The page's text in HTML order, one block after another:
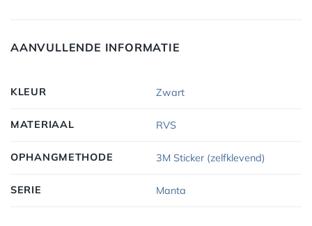
AANVULLENDE INFORMATIE
KLEUR Zwart
MATERIAAL RVS
OPHANGMETHODE 3M Sticker (zelfklevend)
SERIE Manta